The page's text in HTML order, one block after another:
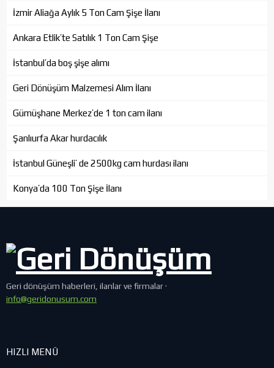
İzmir Aliağa Aylık 5 Ton Cam Şişe İlanı
Ankara Etlik’te Satılık 1 Ton Cam Şişe
İstanbul’da boş şişe alımı
Geri Dönüşüm Malzemesi Alım İlanı
Gümüşhane Merkez’de 1 ton cam ilanı
Şanlıurfa Akar hurdacılık
İstanbul Güneşli’ de 2500kg cam hurdası ilanı
Konya’da 100 Ton Şişe İlanı
Geri dönüşüm haberleri, ilanlar ve firmalar ·
info@geridonusum.com
HIZLI MENÜ